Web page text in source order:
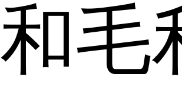
和毛